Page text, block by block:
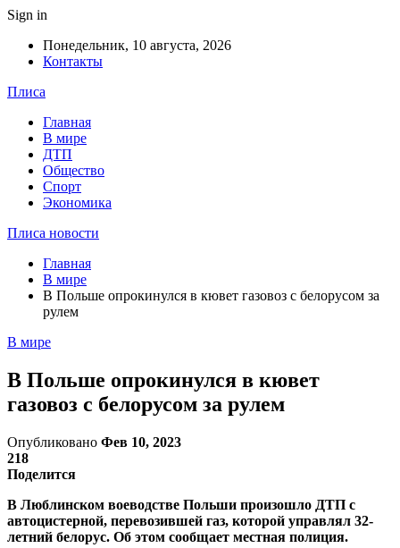
Sign in
Понедельник, 10 августа, 2026
Контакты
Плиса
Главная
В мире
ДТП
Общество
Спорт
Экономика
Плиса новости
Главная
В мире
В Польше опрокинулся в кювет газовоз с белорусом за
рулем
В мире
В Польше опрокинулся в кювет
газовоз с белорусом за рулем
Опубликовано Фев 10, 2023
218
Поделится
В Люблинском воеводстве Польши произошло ДТП с
автоцистерной, перевозившей газ, которой управлял 32-
летний белорус. Об этом сообщает местная полиция.